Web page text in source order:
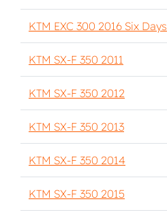
KTM EXC 300 2016 Six Days
KTM SX-F 350 2011
KTM SX-F 350 2012
KTM SX-F 350 2013
KTM SX-F 350 2014
KTM SX-F 350 2015